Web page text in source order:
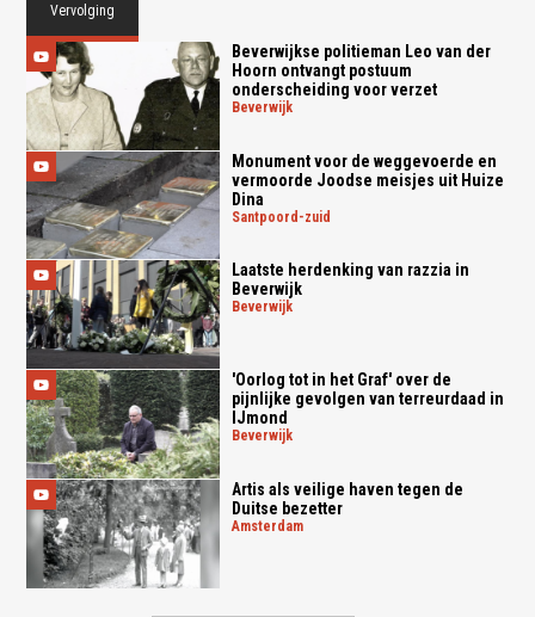
Vervolging
Beverwijkse politieman Leo van der
Hoorn ontvangt postuum
onderscheiding voor verzet
beverwijk
Monument voor de weggevoerde en
vermoorde Joodse meisjes uit Huize
Dina
santpoord-zuid
Laatste herdenking van razzia in
Beverwijk
beverwijk
'Oorlog tot in het Graf' over de
pijnlijke gevolgen van terreurdaad in
IJmond
beverwijk
Artis als veilige haven tegen de
Duitse bezetter
amsterdam